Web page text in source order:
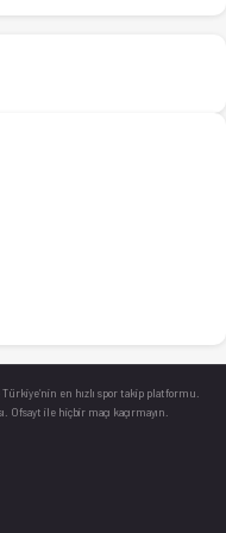
İstatistikler, puan
en hızlı spor takip platformu.
ile hiçbir maçı kaçırmayın.